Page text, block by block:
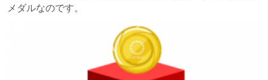
メダルなのです。